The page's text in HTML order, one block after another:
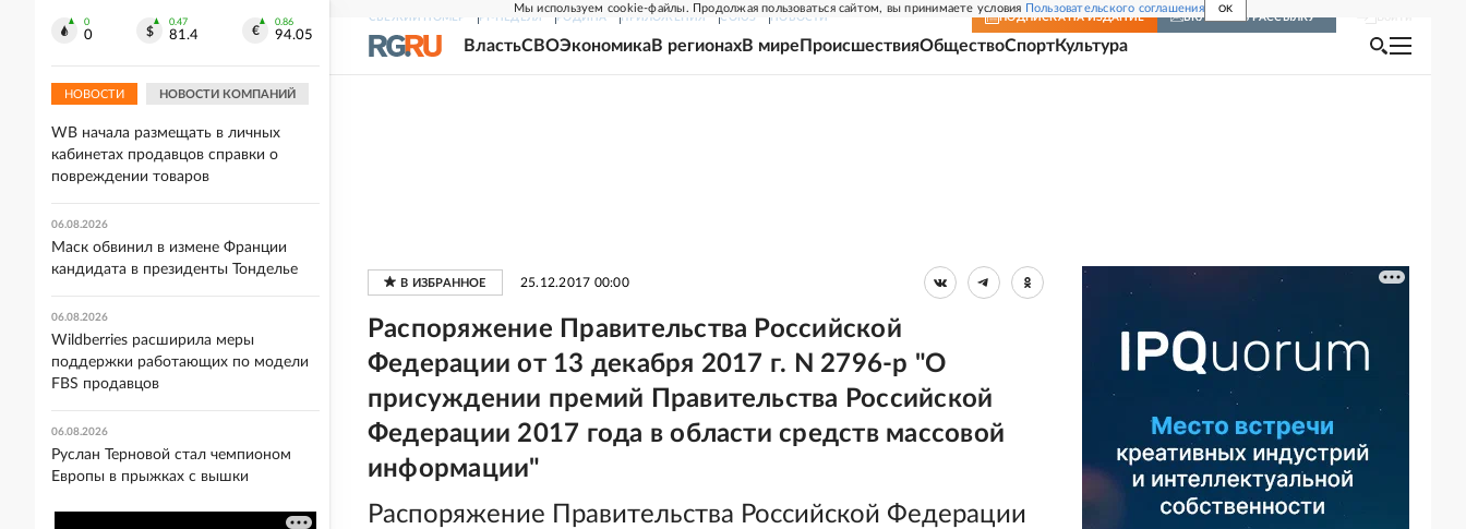
Мы используем cookie-файлы. Продолжая пользоваться сайтом, вы принимаете условия Пользовательского соглашения OK
СВЕЖИЙ НОМЕР РГ-НЕДЕЛЯ РОДИНА ПРИЛОЖЕНИЯ СОЮЗ НОВОСТИ ПОДПИСКА НА ИЗДАНИЕ ВКЛЮЧИТЬ РАССЫЛКУ
ВластьСВОЭкономикаВ регионахВ мире ПроисшествияОбществоСпортКультура
25.12.2017 00:00
Распоряжение Правительства Российской
Федерации от 13 декабря 2017 г. N 2796-р "О
присуждении премий Правительства Российской
Федерации 2017 года в области средств массовой
информации"
Распоряжение Правительства Российской Федерации
0
0
0.47
81.4
0.86
94.05
НОВОСТИ НОВОСТИ КОМПАНИЙ
Синоптик Позднякова: 7 августа
может стать последним жарким
WB начала размещать в личных
кабинетах продавцов справки о
повреждении товаров
06.08.2026
Маск обвинил в измене Франции
кандидата в президенты Тонделье
06.08.2026
Wildberries расширила меры
поддержки работающих по модели
FBS продавцов
06.08.2026
Руслан Терновой стал чемпионом
Европы в прыжках с вышки